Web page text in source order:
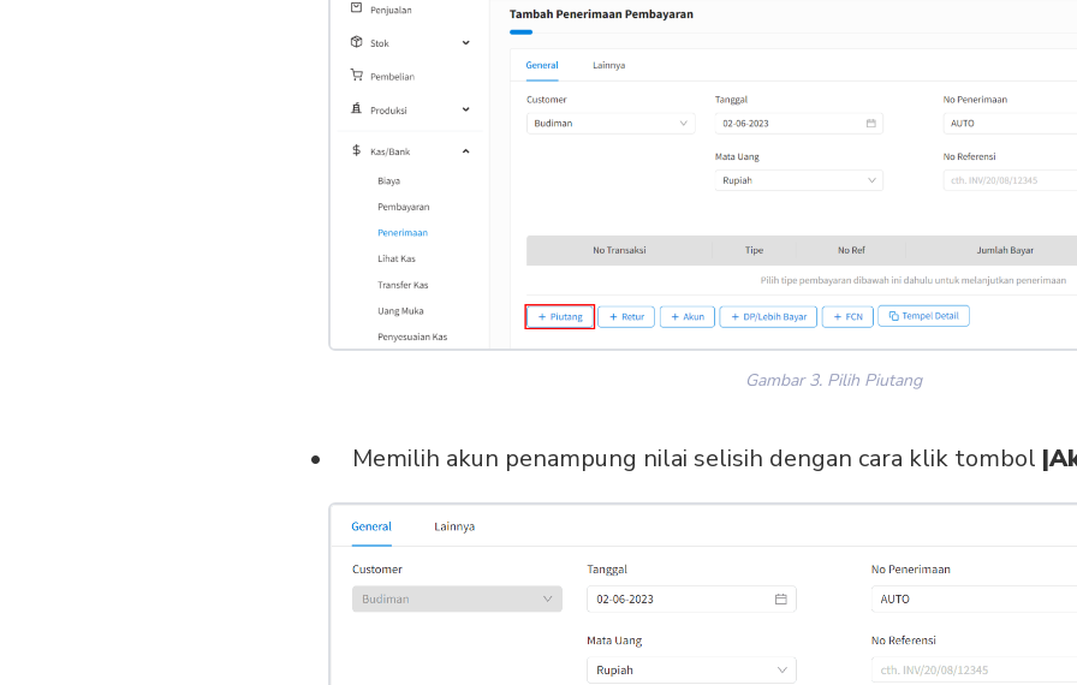
Gambar 3. Pilih Piutang
Memilih akun penampung nilai selisih dengan cara klik tombol